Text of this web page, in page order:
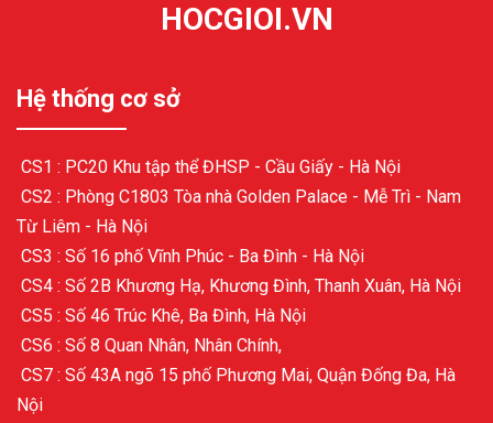
HOCGIOI.VN
Hệ thống cơ sở
CS1 : PC20 Khu tập thể ĐHSP - Cầu Giấy - Hà Nội
CS2 : Phòng C1803 Tòa nhà Golden Palace - Mễ Trì - Nam
Từ Liêm - Hà Nội
CS3 : Số 16 phố Vĩnh Phúc - Ba Đình - Hà Nội
CS4 : Số 2B Khương Hạ, Khương Đình, Thanh Xuân, Hà Nội
CS5 : Số 46 Trúc Khê, Ba Đình, Hà Nội
CS6 : Số 8 Quan Nhân, Nhân Chính,
CS7 : Số 43A ngõ 15 phố Phương Mai, Quận Đống Đa, Hà
Nội